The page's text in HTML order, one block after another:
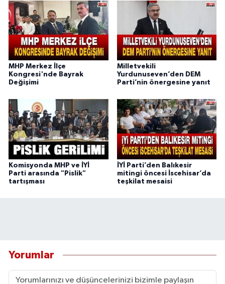
MHP Merkez İlçe
Kongresi'nde Bayrak
Değişimi
Milletvekili
Yurdunuseven’den DEM
Parti’nin önergesine yanıt
Komisyonda MHP ve İYİ
Parti arasında "Pislik"
tartışması
İYİ Parti’den Balıkesir
mitingi öncesi İscehisar’da
teşkilat mesaisi
Yorumlar